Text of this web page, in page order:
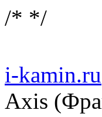
/* */
i-kamin.ru
Axis